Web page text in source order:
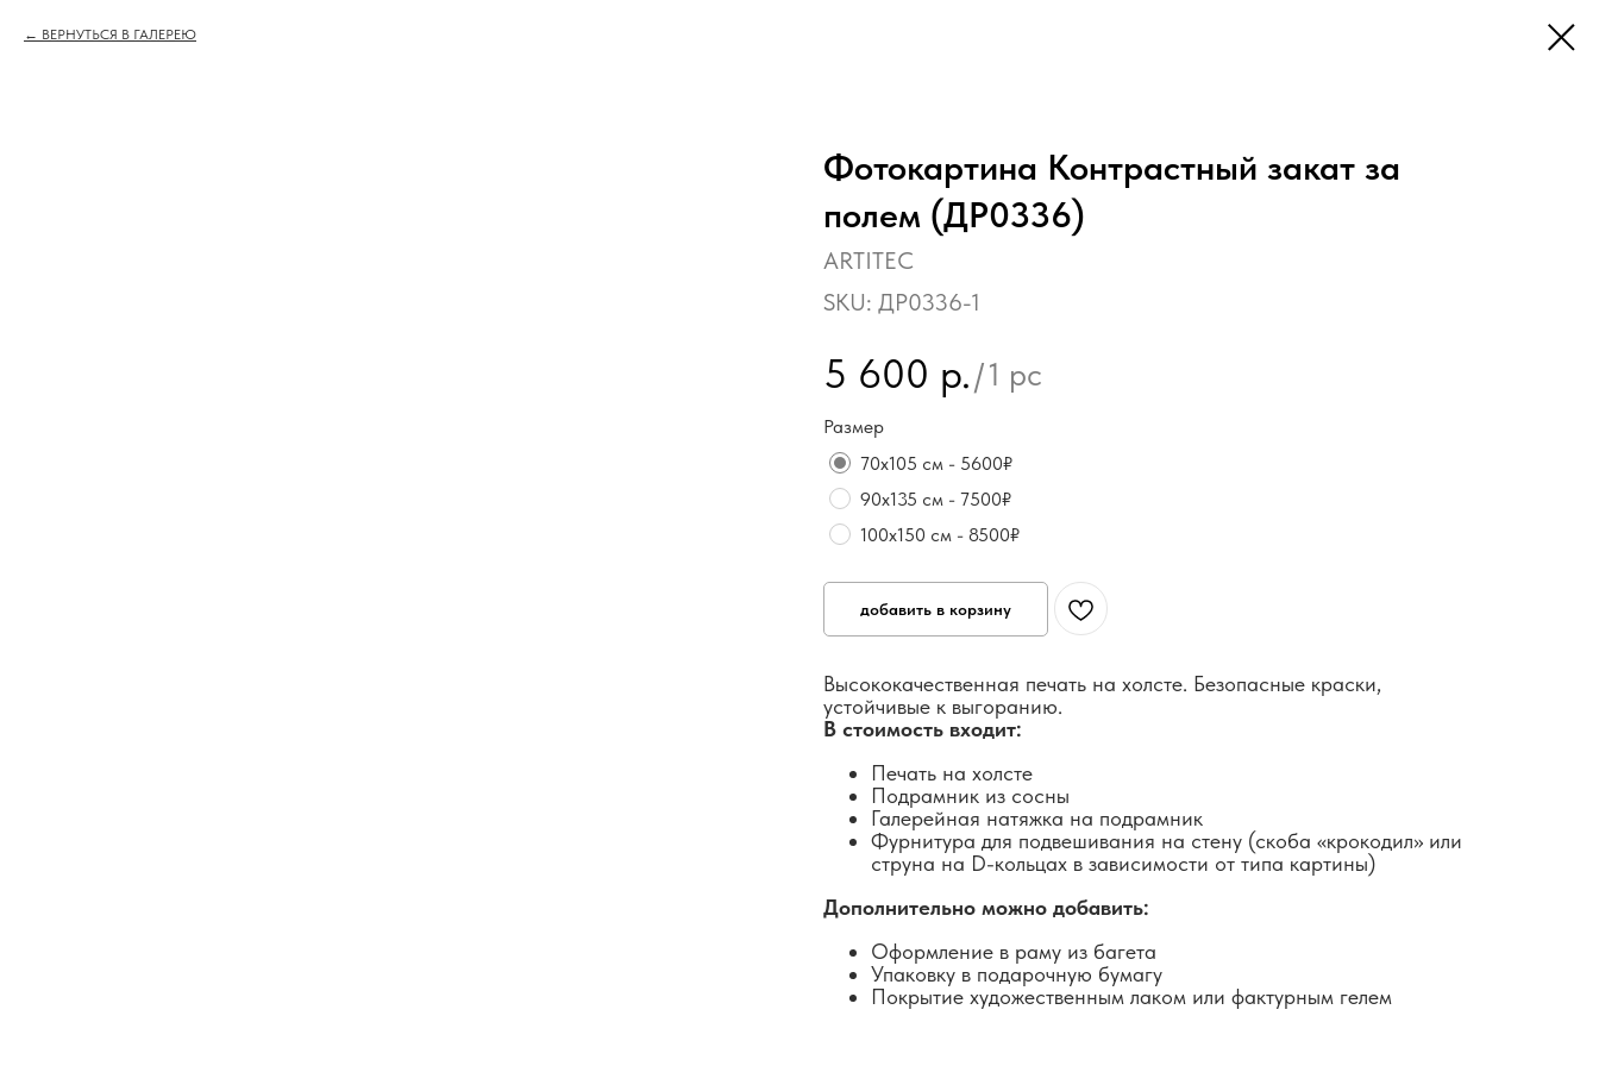
ВЕРНУТЬСЯ В ГАЛЕРЕЮ
Фотокартина Контрастный закат за
полем (ДР0336)
ARTITEC
SKU: ДР0336-1
5 600 р./1 pc
Размер
70х105 см - 5600₽
90х135 см - 7500₽
100х150 см - 8500₽
добавить в корзину
Высококачественная печать на холсте. Безопасные краски,
устойчивые к выгоранию.
В стоимость входит:
Печать на холсте
Подрамник из сосны
Галерейная натяжка на подрамник
Фурнитура для подвешивания на стену (скоба «крокодил» или
струна на D-кольцах в зависимости от типа картины)
Дополнительно можно добавить:
Оформление в раму из багета
Упаковку в подарочную бумагу
Покрытие художественным лаком или фактурным гелем